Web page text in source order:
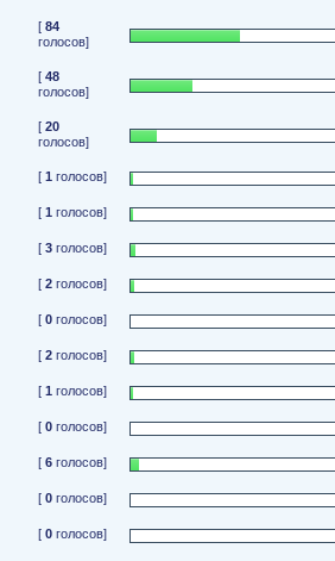
[84
голосов]
[48
голосов]
[20
голосов]
[1 голосов]
[1 голосов]
[3 голосов]
[2 голосов]
[0 голосов]
[2 голосов]
[1 голосов]
[0 голосов]
[6 голосов]
[0 голосов]
[0 голосов]